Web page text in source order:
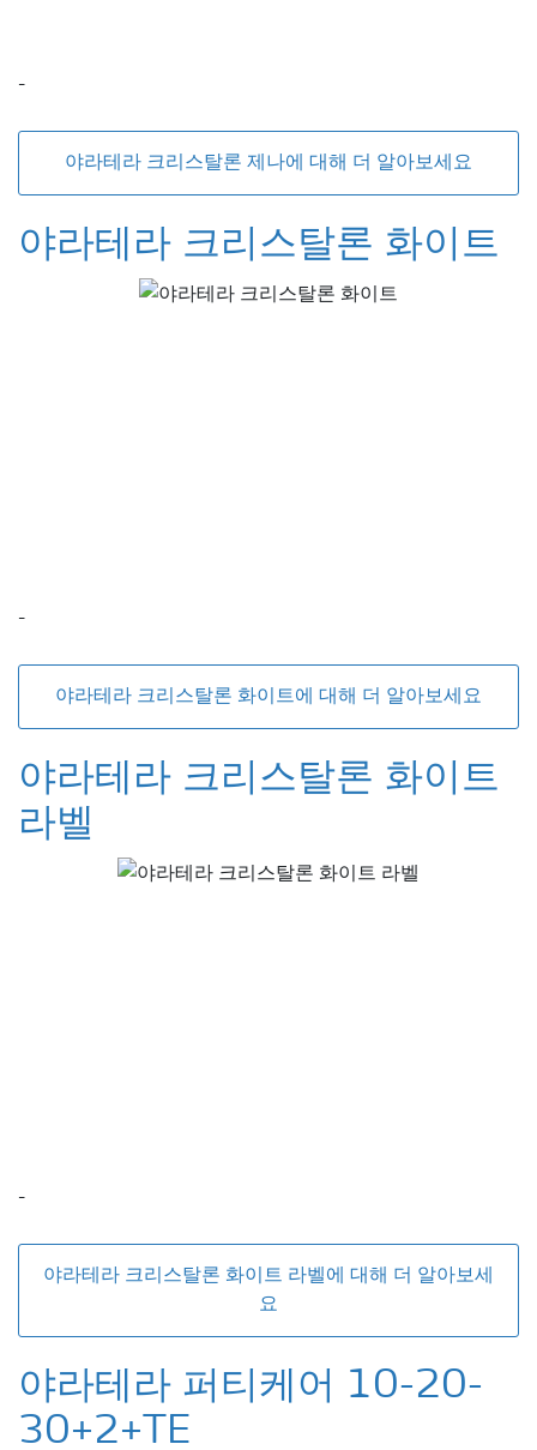
-
야라테라 크리스탈론 제나에 대해 더 알아보세요
야라테라 크리스탈론 화이트
-
야라테라 크리스탈론 화이트에 대해 더 알아보세요
야라테라 크리스탈론 화이트
라벨
-
야라테라 크리스탈론 화이트 라벨에 대해 더 알아보세
요
야라테라 퍼티케어 10-20-
30+2+TE